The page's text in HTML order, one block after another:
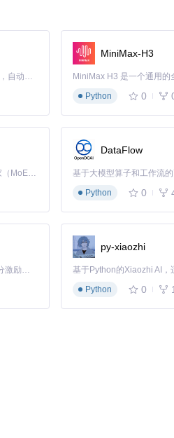
拣系统。通过16路PWM通道控制多
Claude Code 的开源替代方案。连接任意大模型，编辑代码，运行命令，自动验证 — 全自动执行。用 Rust 构建，极致性能。 ｜ An open-source alternative to Claude Code. Connect any LLM, edit code, run commands, and verify changes — autonomously. Built in Rust for speed. Get Started
MiniMax-H3
Python
0
Kimi K3 是Kimi能力最强的模型：这是一个拥有 2.8 万亿参数的混合专家（MoE）模型，具备原生视觉理解能力，并支持 100 万 token 的上下文窗口。
DataFlow
基于大模型算子和工作流
Python
0
「源启盛夏」暑期校园开发者成长计划旨在激活校园开源力量，通过积分激励、认证扶持、资源倾斜等形式，引导高校组织和开发者完成「入驻 — 建项目 — 做贡献 — 获认证 — 得资源」的完整闭环。无论你是想带领社团入驻平台的组织者，还是希望用代码贡献证明自己的开发者，都能在这里找到属于你的成长路径。
py-xiaozhi
Python
0 1